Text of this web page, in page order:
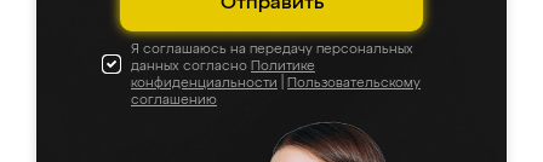
Я соглашаюсь на передачу персональных
данных согласно Политике
конфиденциальности
Пользовательскому
соглашению